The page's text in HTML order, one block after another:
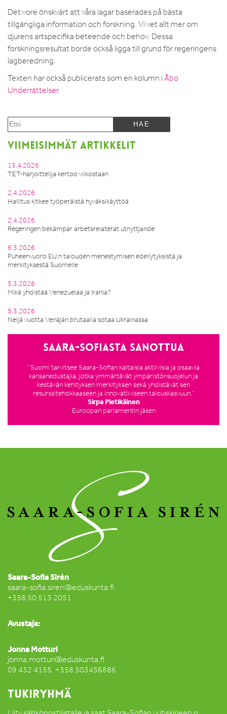
Det vore önskvärt att våra lagar baserades på bästa
tillgängliga information och forskning. Vi vet allt mer om
djurens artspecifika beteende och behov. Dessa
forskningsresultat borde också ligga till grund för regeringens
lagberedning.
Texten har också publicerats som en kolumn i Åbo
Underrättelser.
VIIMEISIMMÄT ARTIKKELIT
13.4.2026
TET-harjoittelija kertoo viikostaan
2.4.2026
Hallitus kitkee työperäistä hyväksikäyttöä
2.4.2026
Regeringen bekämpar arbetsrelaterat utnyttjande
6.3.2026
Puheenvuoro EU:n talouden menestymisen edellytyksistä ja
merkityksestä Suomelle
5.3.2026
Mikä yhdistää Venezuelaa ja Irania?
5.3.2026
Neljä vuotta Venäjän brutaalia sotaa Ukrainassa
Saara-Sofiasta sanottua
”Suomi tarvitsee Saara-Sofian kaltaisia aktiivisia ja osaavia
kansanedustajia, jotka ymmärtävät ympäristönsuojelun ja
kestävän kehityksen merkityksen sekä yhdistävät sen
resurssitehokkaaseen ja innovatiiviseen talouskasvuun.”
Sirpa Pietikäinen
Euroopan parlamentin jäsen
Saara-Sofia Sirén
saara-sofia.siren@eduskunta.fi
+358 50 513 2051
Avustaja:
Jonna Motturi
jonna.motturi@eduskunta.fi
09 432 4155, +358 503456886
TUKIRYHMÄ